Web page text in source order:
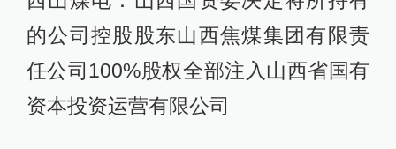
的公司控股股东山西焦煤集团有限责
任公司100%股权全部注入山西省国有
资本投资运营有限公司